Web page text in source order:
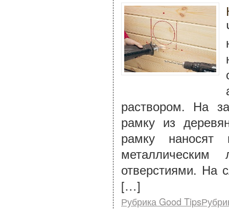
раствором. На
рамку из
рамку наносят
отверстиями. На
[…]
Рубрика Good